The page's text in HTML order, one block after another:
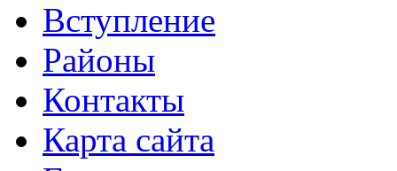
Вступление
Районы
Контакты
Карта сайта